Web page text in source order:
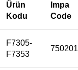
Ürün
Kodu
Impa
Code
F7305-
F7353
750201